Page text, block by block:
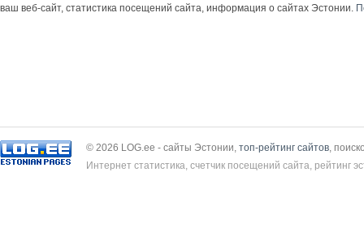
ваш веб-сайт, статистика посещений сайта, информация о сайтах Эстонии.
© 2026 LOG.ee - сайты Эстонии, топ-рейтинг сайтов ,
Интернет статистика, счетчик посещений сайта, рейтинг